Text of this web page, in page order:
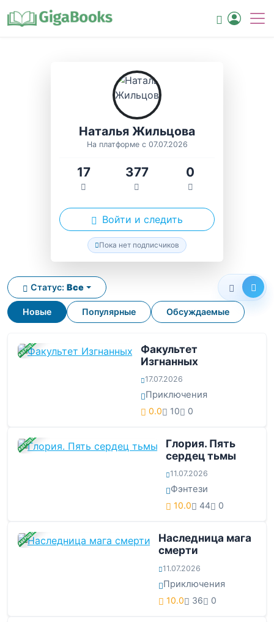
Наталья Жильцова
На платформе с 07.07.2026
17 377 0
Войти и следить
Пока нет подписчиков
Новые Популярные Обсуждаемые
Статус: Все
ЗАВЕРШЕНА
Факультет
Изгнанных
17.07.2026
Приключения
0.0 10 0
ЗАВЕРШЕНА
Глория. Пять
сердец тьмы
11.07.2026
Фэнтези
10.0 44 0
ЗАВЕРШЕНА
Наследница мага
смерти
11.07.2026
Приключения
10.0 36 0